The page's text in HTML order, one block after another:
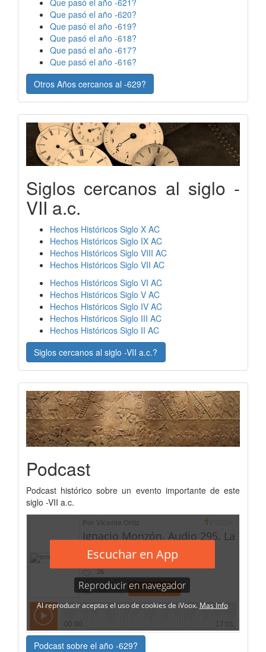
Que pasó el año -621?
Que pasó el año -620?
Que pasó el año -619?
Que pasó el año -618?
Que pasó el año -617?
Que pasó el año -616?
Otros Años cercanos al -629?
Siglos cercanos al siglo -
VII a.c.
Hechos Históricos Siglo X AC
Hechos Históricos Siglo IX AC
Hechos Históricos Siglo VIII AC
Hechos Históricos Siglo VII AC
Hechos Históricos Siglo VI AC
Hechos Históricos Siglo V AC
Hechos Históricos Siglo IV AC
Hechos Históricos Siglo III AC
Hechos Históricos Siglo II AC
Siglos cercanos al siglo -VII a.c.?
Podcast
Podcast histórico sobre un evento importante de este
siglo -VII a.c.
Podcast sobre el año -629?